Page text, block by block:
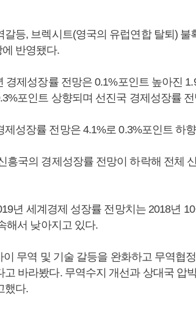
갈등, 브렉시트(영국의 유럽연합 탈퇴) 불
반영됐다.
경제성장률 전망은 0.1%포인트 높아진
포인트 상향되며 선진국 경제성장률
제성장률 전망은 4.1%로 0.3%포인트 하
흥국의 경제성장률 전망이 하락해 전체
년 세계경제 성장률 전망치는 2018년
해서 낮아지고 있다.
이 무역 및 기술 갈등을 완화하고 무역협
고 바라봤다. 무역수지 개선과 상대국 압
했다.